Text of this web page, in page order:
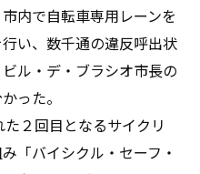
内で自転車専用レーンを
い、数千通の違反呼出状
ル・デ・ブラシオ市長の
った。
２回目となるサイクリ
「バイシクル・セーフ・